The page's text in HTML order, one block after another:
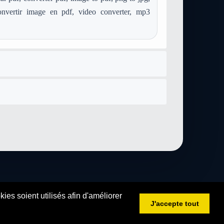
soient utilisés afin d'améliorer
J'accepte tout
image en pdf, video converter, mp3